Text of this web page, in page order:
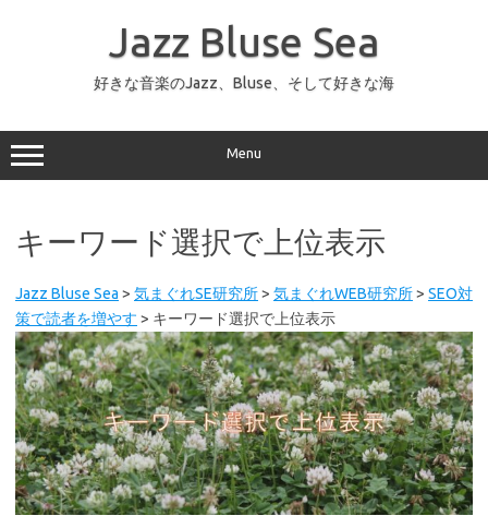
ッ
プ
Jazz Bluse Sea
好きな音楽のJazz、Bluse、そして好きな海
Menu
キーワード選択で上位表示
Jazz Bluse Sea > 気まぐれSE研究所> 気まぐれWEB研究所> SEO対
策で読者を増やす > キーワード選択で上位表示